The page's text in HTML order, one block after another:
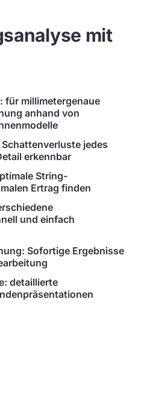
mit
für millimetergenaue
anhand von
jedes
erkennbar
String-
Ertrag finden
und einfach
Sofortige Ergebnisse
detaillierte